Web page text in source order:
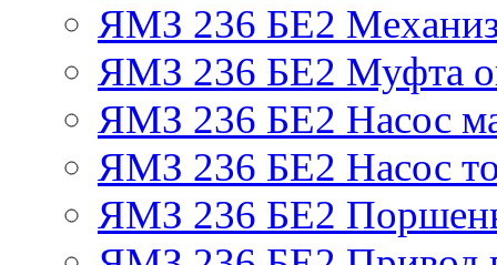
ЯМЗ 236 БЕ2
ЯМЗ 236 БЕ2 Муфта
ЯМЗ 236 БЕ2 Насос
ЯМЗ 236 БЕ2 Насос
ЯМЗ 236 БЕ2